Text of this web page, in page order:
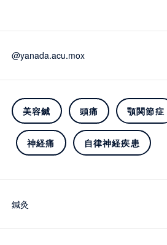
@yanada.acu.mox
美容鍼 頭痛 顎関節症
神経痛 自律神経疾患
鍼灸